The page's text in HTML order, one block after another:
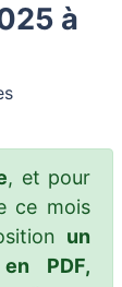
à
, et pour
ce mois
un
PDF,